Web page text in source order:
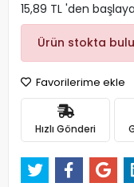
15,89 TL 'den
Ürün stokta
Favorilerime ekle
Hızlı Gönderi